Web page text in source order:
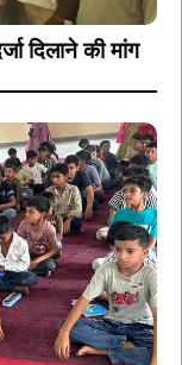
दिलाने की मांग